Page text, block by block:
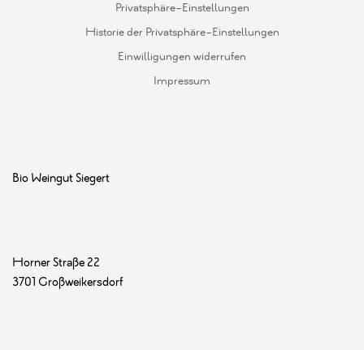
Privatsphäre-Einstellungen
Historie der Privatsphäre-Einstellungen
Einwilligungen widerrufen
Impressum
Bio Weingut Siegert
Horner Straße 22
3701 Großweikersdorf